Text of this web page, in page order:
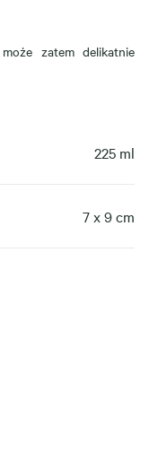
zatem delikatnie
225 ml
7 x 9 cm